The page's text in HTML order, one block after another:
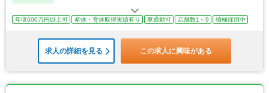
年収600万円以上可 産休・育休取得実績有り 車通勤可 店舗数1～9 積極採用中
求人の詳細を見る この求人に興味がある